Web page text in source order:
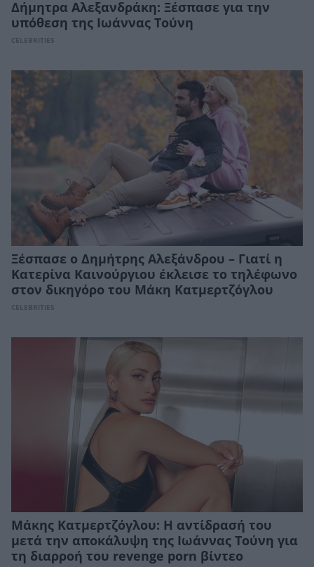
Δήμητρα Αλεξανδράκη: Ξέσπασε για την
υπόθεση της Ιωάννας Τούνη
CELEBRITIES
Ξέσπασε ο Δημήτρης Αλεξάνδρου – Γιατί η
Κατερίνα Καινούργιου έκλεισε το τηλέφωνο
στον δικηγόρο του Μάκη Κατμερτζόγλου
CELEBRITIES
Μάκης Κατμερτζόγλου: Η αντίδρασή του
μετά την αποκάλυψη της Ιωάννας Τούνη για
τη διαρροή του revenge porn βίντεο